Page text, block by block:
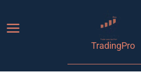
contenu
TradingPro